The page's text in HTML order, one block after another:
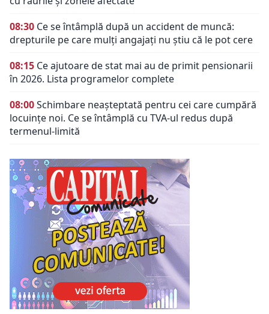
08:30 Ce se întâmplă după un accident de muncă:
drepturile pe care mulți angajați nu știu că le pot cere
08:15 Ce ajutoare de stat mai au de primit pensionarii
în 2026. Lista programelor complete
08:00Schimbare neașteptată pentru cei care cumpără
locuințe noi. Ce se întâmplă cu TVA-ul redus după
termenul-limită